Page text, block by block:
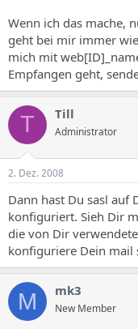
Wenn ich das mache,
geht bei mir immer
mich mit
Empfangen geht,
T Till
Administrator
2. Dez. 2008
Dann hast Du sasl auf
konfiguriert. Sieh Dir
die von Dir
konfiguriere Dein mail
M mk3
New Member